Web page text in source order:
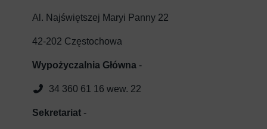
Al. Najświętszej Maryi Panny 22
42-202 Częstochowa
Wypożyczalnia Główna-
34 360 61 16 wew. 22
Sekretariat-